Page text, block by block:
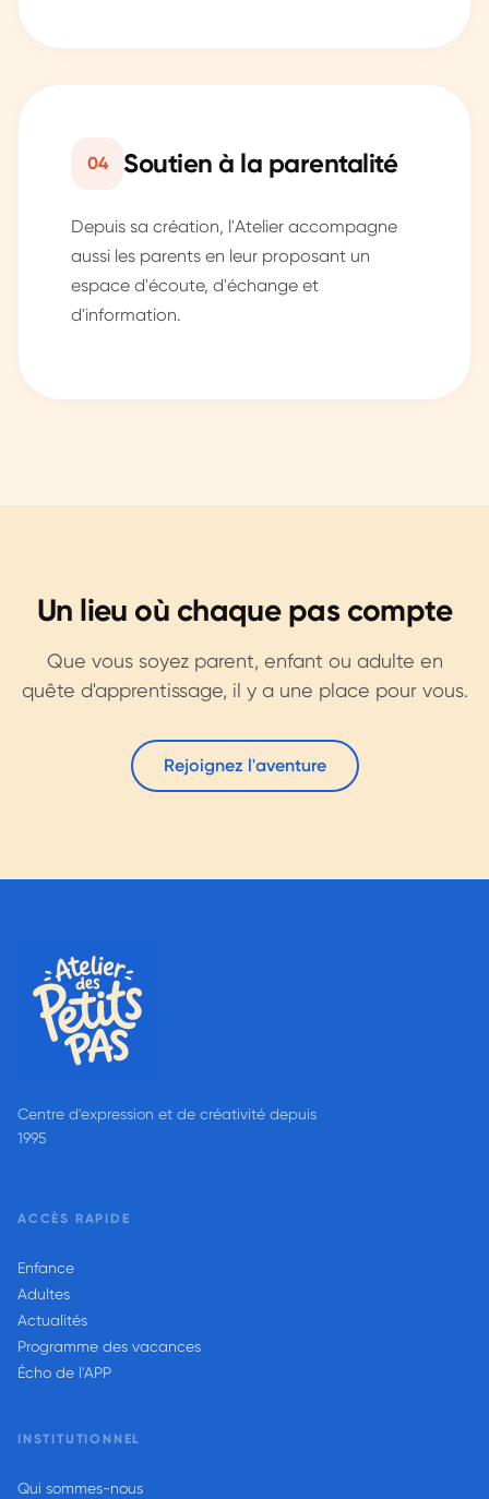
04 Soutien à la parentalité
Depuis sa création, l'Atelier accompagne
aussi les parents en leur proposant un
espace d'écoute, d'échange et
d'information.
Un lieu où chaque pas compte
Que vous soyez parent, enfant ou adulte en
quête d'apprentissage, il y a une place pour vous.
Rejoignez l'aventure
Centre d'expression et de créativité depuis
1995
ACCÈS RAPIDE
Enfance
Adultes
Actualités
Programme des vacances
Écho de l'APP
INSTITUTIONNEL
Qui sommes-nous